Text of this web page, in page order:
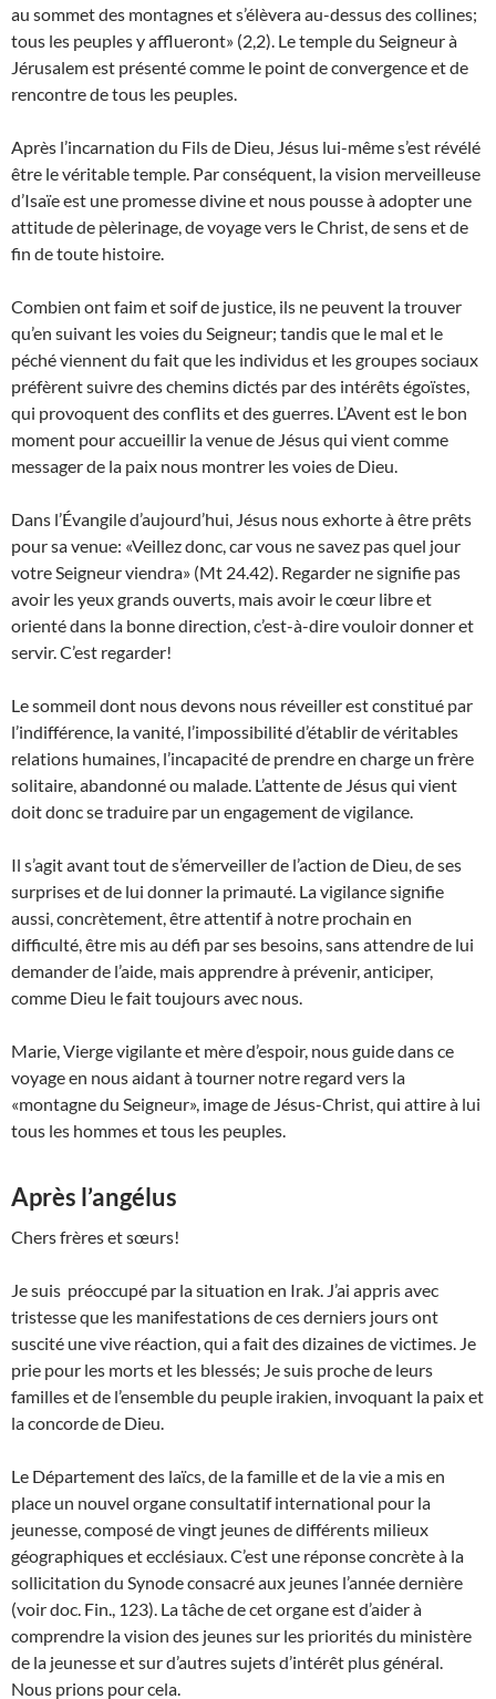
au sommet des montagnes et s’élèvera au-dessus des collines;
tous les peuples y afflueront» (2,2). Le temple du Seigneur à
Jérusalem est présenté comme le point de convergence et de
rencontre de tous les peuples.
Après l’incarnation du Fils de Dieu, Jésus lui-même s’est révélé
être le véritable temple. Par conséquent, la vision merveilleuse
d’Isaïe est une promesse divine et nous pousse à adopter une
attitude de pèlerinage, de voyage vers le Christ, de sens et de
fin de toute histoire.
Combien ont faim et soif de justice, ils ne peuvent la trouver
qu’en suivant les voies du Seigneur; tandis que le mal et le
péché viennent du fait que les individus et les groupes sociaux
préfèrent suivre des chemins dictés par des intérêts égoïstes,
qui provoquent des conflits et des guerres. L’Avent est le bon
moment pour accueillir la venue de Jésus qui vient comme
messager de la paix nous montrer les voies de Dieu.
Dans l’Évangile d’aujourd’hui, Jésus nous exhorte à être prêts
pour sa venue: «Veillez donc, car vous ne savez pas quel jour
votre Seigneur viendra» (Mt 24.42). Regarder ne signifie pas
avoir les yeux grands ouverts, mais avoir le cœur libre et
orienté dans la bonne direction, c’est-à-dire vouloir donner et
servir. C’est regarder!
Le sommeil dont nous devons nous réveiller est constitué par
l’indifférence, la vanité, l’impossibilité d’établir de véritables
relations humaines, l’incapacité de prendre en charge un frère
solitaire, abandonné ou malade. L’attente de Jésus qui vient
doit donc se traduire par un engagement de vigilance.
Il s’agit avant tout de s’émerveiller de l’action de Dieu, de ses
surprises et de lui donner la primauté. La vigilance signifie
aussi, concrètement, être attentif à notre prochain en
difficulté, être mis au défi par ses besoins, sans attendre de lui
demander de l’aide, mais apprendre à prévenir, anticiper,
comme Dieu le fait toujours avec nous.
Marie, Vierge vigilante et mère d’espoir, nous guide dans ce
voyage en nous aidant à tourner notre regard vers la
«montagne du Seigneur», image de Jésus-Christ, qui attire à lui
tous les hommes et tous les peuples.
Après l’angélus
Chers frères et sœurs!
Je suis préoccupé par la situation en Irak. J’ai appris avec
tristesse que les manifestations de ces derniers jours ont
suscité une vive réaction, qui a fait des dizaines de victimes. Je
prie pour les morts et les blessés; Je suis proche de leurs
familles et de l’ensemble du peuple irakien, invoquant la paix et
la concorde de Dieu.
Le Département des laïcs, de la famille et de la vie a mis en
place un nouvel organe consultatif international pour la
jeunesse, composé de vingt jeunes de différents milieux
géographiques et ecclésiaux. C’est une réponse concrète à la
sollicitation du Synode consacré aux jeunes l’année dernière
(voir doc. Fin., 123). La tâche de cet organe est d’aider à
comprendre la vision des jeunes sur les priorités du ministère
de la jeunesse et sur d’autres sujets d’intérêt plus général.
Nous prions pour cela.